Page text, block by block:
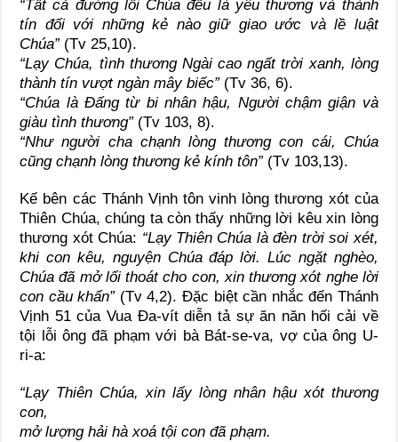
“Tất cả đường lối Chúa đều là yêu thương và thành
tín đối với những kẻ nào giữ giao ước và lề luật
Chúa”(Tv 25,10).
“Lạy Chúa, tình thương Ngài cao ngất trời xanh, lòng
thành tín vượt ngàn mây biếc”(Tv 36, 6).
“Chúa là Đấng từ bi nhân hậu, Người chậm giận và
giàu tình thương”(Tv 103, 8).
“Như người cha chạnh lòng thương con cái, Chúa
cũng chạnh lòng thương kẻ kính tôn”(Tv 103,13).
Kế bên các Thánh Vịnh tôn vinh lòng thương xót của
Thiên Chúa, chúng ta còn thấy những lời kêu xin lòng
thương xót Chúa: “Lạy Thiên Chúa là đèn trời soi xét,
khi con kêu, nguyện Chúa đáp lời. Lúc ngặt nghèo,
Chúa đã mở lối thoát cho con, xin thương xót nghe lời
con cầu khẩn”(Tv 4,2). Đặc biệt cần nhắc đến Thánh
Vịnh 51 của Vua Đa-vít diễn tả sự ăn năn hối cải về
tội lỗi ông đã phạm với bà Bát-se-va, vợ của ông U-
ri-a:
“Lạy Thiên Chúa, xin lấy lòng nhân hậu xót thương
con,
mở lượng hải hà xoá tội con đã phạm.